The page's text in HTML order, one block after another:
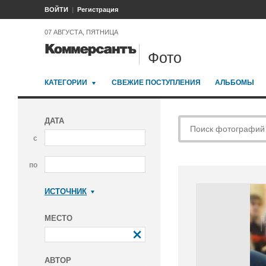
ВОЙТИ Регистрация
07 АВГУСТА, ПЯТНИЦА
Фото
КАТЕГОРИИ СВЕЖИЕ ПОСТУПЛЕНИЯ АЛЬБОМЫ
ДАТА
с
по
ИСТОЧНИК
МЕСТО
АВТОР